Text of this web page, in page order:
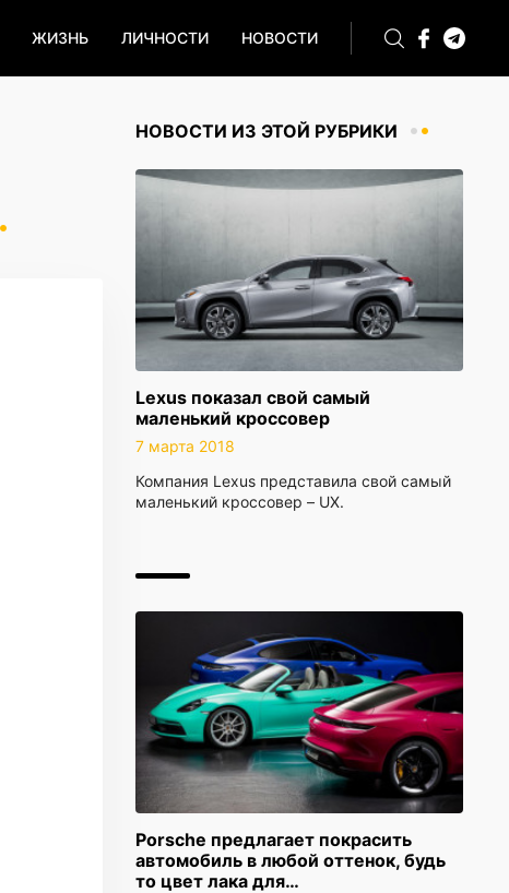
ЖИЗНЬ ЛИЧНОСТИ НОВОСТИ
НОВОСТИ ИЗ ЭТОЙ РУБРИКИ
Lexus показал свой самый
маленький кроссовер
7 марта 2018
Компания Lexus представила свой самый
маленький кроссовер – UX.
Porsche предлагает покрасить
автомобиль в любой оттенок, будь
то цвет лака для…